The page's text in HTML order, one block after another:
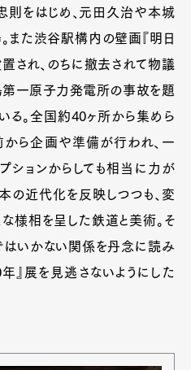
則をはじめ、元田久治や本城
また渋谷駅構内の壁画『明日
され、のちに撤去されて物議
一原子力発電所の事故を題
る。全国約40ヶ所から集めら
ら企画や準備が行われ、一
ションからしても相当に力が
の近代化を反映しつつも、変
様相を呈した鉄道と美術。そ
はいかない関係を丹念に読み
』展を見逃さないようにした